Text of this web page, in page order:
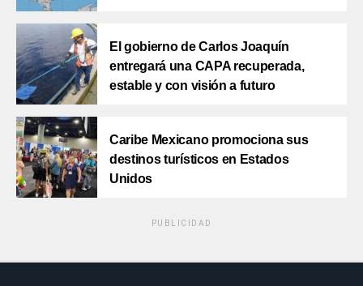
El gobierno de Carlos Joaquín
entregará una CAPA recuperada,
estable y con visión a futuro
Caribe Mexicano promociona sus
destinos turísticos en Estados
Unidos
PUBLICIDAD